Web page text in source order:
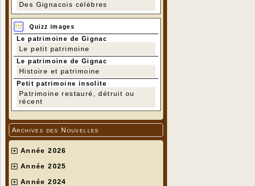
Des Gignacois célèbres
Quizz images
Le patrimoine de Gignac
Le petit patrimoine
Le patrimoine de Gignac
Histoire et patrimoine
Petit patrimoine insolite
Patrimoine restauré, détruit ou
récent
Archives des Nouvelles
Année 2026
Année 2025
Année 2024